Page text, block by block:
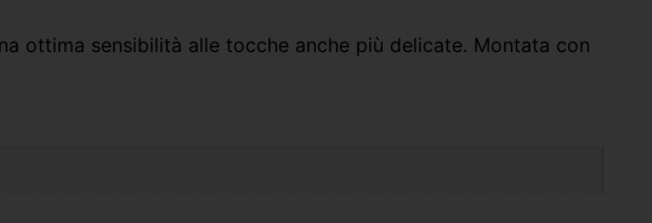
ottima sensibilità alle tocche anche più delicate. Montata con